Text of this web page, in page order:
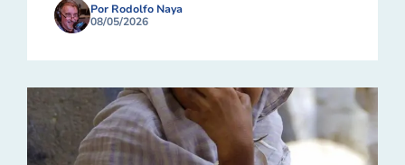
Por Rodolfo Naya
08/05/2026